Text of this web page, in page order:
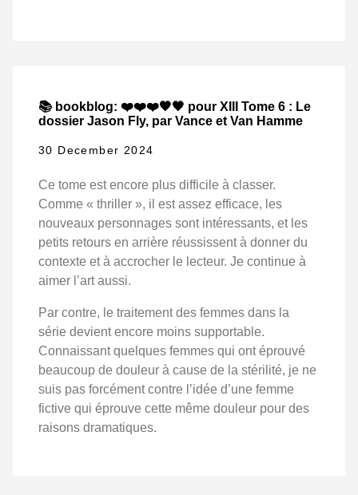
📚 bookblog: ❤️❤️❤️🖤🖤 pour XIII Tome 6 : Le
dossier Jason Fly, par Vance et Van Hamme
30 December 2024
Ce tome est encore plus difficile à classer.
Comme « thriller », il est assez efficace, les
nouveaux personnages sont intéressants, et les
petits retours en arrière réussissent à donner du
contexte et à accrocher le lecteur. Je continue à
aimer l’art aussi.
Par contre, le traitement des femmes dans la
série devient encore moins supportable.
Connaissant quelques femmes qui ont éprouvé
beaucoup de douleur à cause de la stérilité, je ne
suis pas forcément contre l’idée d’une femme
fictive qui éprouve cette même douleur pour des
raisons dramatiques.